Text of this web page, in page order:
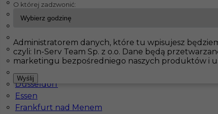
InServ Oferty pracy
Pokaż filtr
Bad Kohlgrub
Benneckenstein
Bonn
Brilon
Dortmund
Duisburg
Düsseldorf
Essen
Frankfurt nad Menem
O której zadzwonić:
Administratorem danych, które tu wpisujesz
czyli: In-Serv Team Sp. z o.o. Dane będą
marketingu bezpośredniego naszych produktów i
Wyślij